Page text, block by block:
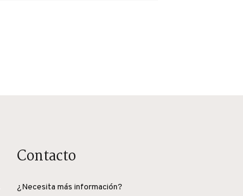
Contacto
¿Necesita más información?